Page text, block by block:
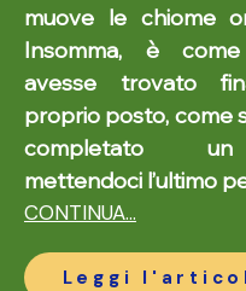
muove le chiome
Insomma, è
avesse trovato
proprio posto, come
completato
mettendoci l’ultimo
CONTINUA...
Leggi